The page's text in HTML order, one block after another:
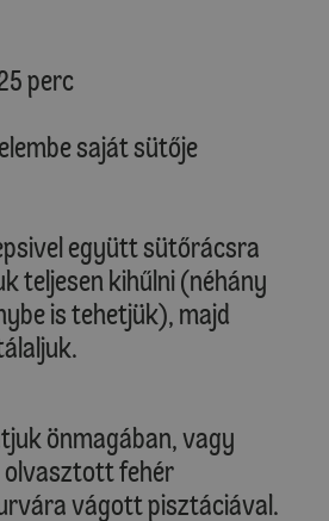
perc
saját sütője
együtt sütőrácsra
teljesen kihűlni (néhány
is tehetjük), majd
önmagában, vagy
olvasztott fehér
vágott pisztáciával.